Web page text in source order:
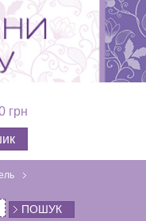
грн
ПОШУК